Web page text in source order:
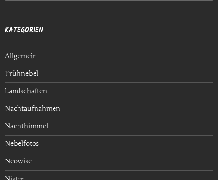
u
e
a
c
h
:
KATEGORIEN
Allgemein
Frühnebel
Landschaften
Nachtaufnahmen
Nachthimmel
Nebelfotos
Neowise